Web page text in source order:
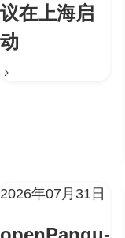
议在上海启
动
2026年07月31日